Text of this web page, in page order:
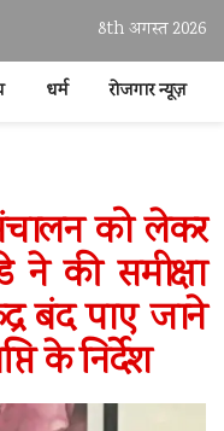
8th अगस्त 2026
धर्म रोजगार न्यूज़
संचालन को लेकर
ने की समीक्षा
बंद पाए जाने
के निर्देश